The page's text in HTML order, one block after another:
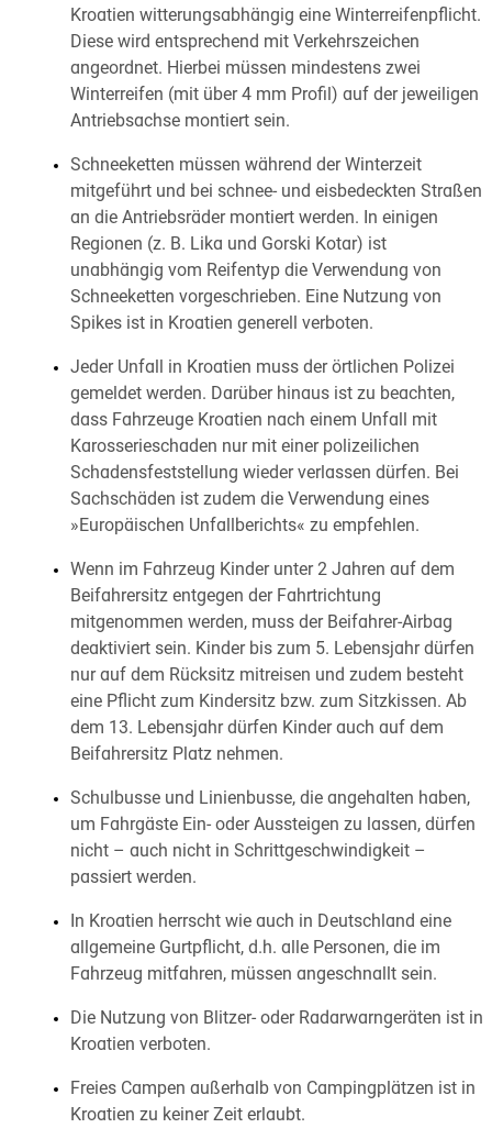
Kroatien witterungsabhängig eine Winterreifenpflicht.
Diese wird entsprechend mit Verkehrszeichen
angeordnet. Hierbei müssen mindestens zwei
Winterreifen (mit über 4 mm Profil) auf der jeweiligen
Antriebsachse montiert sein.
Schneeketten müssen während der Winterzeit
mitgeführt und bei schnee- und eisbedeckten Straßen
an die Antriebsräder montiert werden. In einigen
Regionen (z. B. Lika und Gorski Kotar) ist
unabhängig vom Reifentyp die Verwendung von
Schneeketten vorgeschrieben. Eine Nutzung von
Spikes ist in Kroatien generell verboten.
Jeder Unfall in Kroatien muss der örtlichen Polizei
gemeldet werden. Darüber hinaus ist zu beachten,
dass Fahrzeuge Kroatien nach einem Unfall mit
Karosserieschaden nur mit einer polizeilichen
Schadensfeststellung wieder verlassen dürfen. Bei
Sachschäden ist zudem die Verwendung eines
»Europäischen Unfallberichts« zu empfehlen.
Wenn im Fahrzeug Kinder unter 2 Jahren auf dem
Beifahrersitz entgegen der Fahrtrichtung
mitgenommen werden, muss der Beifahrer-Airbag
deaktiviert sein. Kinder bis zum 5. Lebensjahr dürfen
nur auf dem Rücksitz mitreisen und zudem besteht
eine Pflicht zum Kindersitz bzw. zum Sitzkissen. Ab
dem 13. Lebensjahr dürfen Kinder auch auf dem
Beifahrersitz Platz nehmen.
Schulbusse und Linienbusse, die angehalten haben,
um Fahrgäste Ein- oder Aussteigen zu lassen, dürfen
nicht – auch nicht in Schrittgeschwindigkeit –
passiert werden.
In Kroatien herrscht wie auch in Deutschland eine
allgemeine Gurtpflicht, d.h. alle Personen, die im
Fahrzeug mitfahren, müssen angeschnallt sein.
Die Nutzung von Blitzer- oder Radarwarngeräten ist in
Kroatien verboten.
Freies Campen außerhalb von Campingplätzen ist in
Kroatien zu keiner Zeit erlaubt.